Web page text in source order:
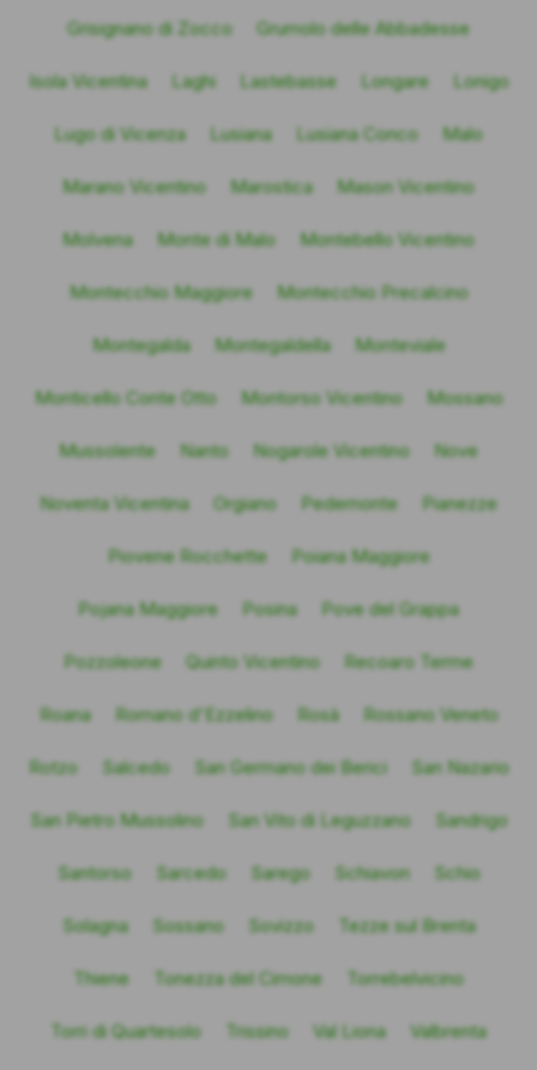
Grisignano di Zocco Grumolo delle Abbadesse
Isola Vicentina Laghi Lastebasse Longare Lonigo
Lugo di Vicenza Lusiana Lusiana Conco Malo
Marano Vicentino Marostica Mason Vicentino
Molvena Monte di Malo Montebello Vicentino
Montecchio Maggiore Montecchio Precalcino
Montegalda Montegaldella Monteviale
Monticello Conte Otto Montorso Vicentino Mossano
Mussolente Nanto Nogarole Vicentino Nove
Noventa Vicentina Orgiano Pedemonte Pianezze
Piovene Rocchette Poiana Maggiore
Pojana Maggiore Posina Pove del Grappa
Pozzoleone Quinto Vicentino Recoaro Terme
Roana Romano d'Ezzelino Rosà Rossano Veneto
Rotzo Salcedo San Germano dei Berici San Nazario
San Pietro Mussolino San Vito di Leguzzano Sandrigo
Santorso Sarcedo Sarego Schiavon Schio
Solagna Sossano Sovizzo Tezze sul Brenta
Thiene Tonezza del Cimone Torrebelvicino
Torri di Quartesolo Trissino Val Liona Valbrenta